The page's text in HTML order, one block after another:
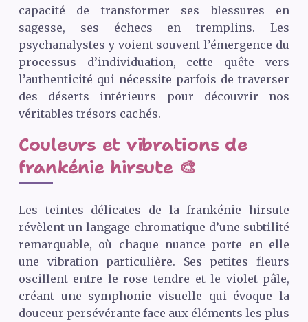
capacité de transformer ses blessures en
sagesse, ses échecs en tremplins. Les
psychanalystes y voient souvent l’émergence du
processus d’individuation, cette quête vers
l’authenticité qui nécessite parfois de traverser
des déserts intérieurs pour découvrir nos
véritables trésors cachés.
Couleurs et vibrations de
frankénie hirsute 🎨
Les teintes délicates de la frankénie hirsute
révèlent un langage chromatique d’une subtilité
remarquable, où chaque nuance porte en elle
une vibration particulière. Ses petites fleurs
oscillent entre le rose tendre et le violet pâle,
créant une symphonie visuelle qui évoque la
douceur persévérante face aux éléments les plus